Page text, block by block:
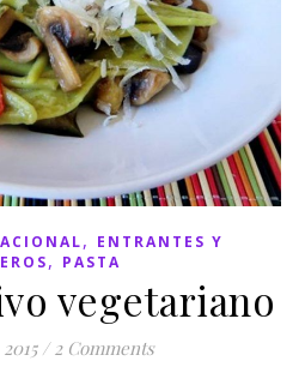
, ENTRANTES Y
, PASTA
vegetariano
/ 2 Comments